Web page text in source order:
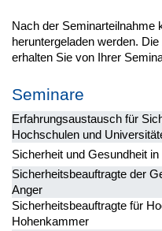
Nach der Seminarteilnahme
heruntergeladen werden.
erhalten Sie von Ihrer
Seminare
Erfahrungsaustausch für
Hochschulen und
Sicherheit und Gesundheit
Sicherheitsbeauftragte der
Anger
Sicherheitsbeauftragte für
Hohenkammer